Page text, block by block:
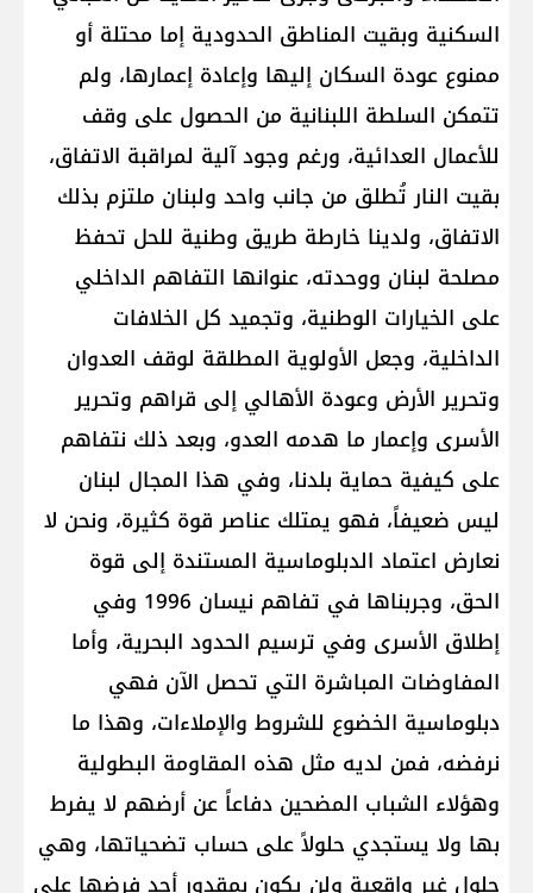
السكنية وبقيت المناطق الحدودية إما محتلة أو
ممنوع عودة السكان إليها وإعادة إعمارها، ولم
تتمكن ​السلطة اللبنانية​ من الحصول على وقف
للأعمال العدائية، ورغم وجود آلية لمراقبة الاتفاق،
بقيت النار تُطلق من جانب واحد ولبنان ملتزم بذلك
الاتفاق، ولدينا خارطة طريق وطنية للحل تحفظ
مصلحة لبنان ووحدته، عنوانها التفاهم الداخلي
على الخيارات الوطنية، وتجميد كل الخلافات
الداخلية، وجعل الأولوية المطلقة لوقف العدوان
وتحرير الأرض وعودة الأهالي إلى قراهم وتحرير
الأسرى وإعمار ما هدمه العدو، وبعد ذلك نتفاهم
على كيفية حماية بلدنا، وفي هذا المجال لبنان
ليس ضعيفاً، فهو يمتلك عناصر قوة كثيرة، ونحن لا
نعارض اعتماد الدبلوماسية المستندة إلى قوة
الحق، وجربناها في تفاهم نيسان 1996 وفي
إطلاق الأسرى وفي ترسيم الحدود البحرية، وأما
المفاوضات المباشرة التي تحصل الآن فهي
دبلوماسية الخضوع للشروط والإملاءات، وهذا ما
نرفضه، فمن لديه مثل هذه المقاومة البطولية
وهؤلاء الشباب المضحين دفاعاً عن أرضهم لا يفرط
بها ولا يستجدي حلولاً على حساب تضحياتها، وهي
حلول غير واقعية ولن يكون بمقدور أحد فرضها على